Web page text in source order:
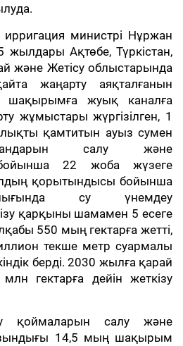
министрі Нұржан
жылдары Ақтөбе, Түркістан,
және Жетісу облыстарында
жаңарту аяқталғанын
жуық каналға
жұмыстары жүргізілген, 1
қамтитын ауыз сумен
салу және
бойынша 22 жоба жүзеге
қорытындысы бойынша
су үнемдеу
қарқыны шамамен 5 есеге
550 мың гектарға жетті,
текше метр суармалы
берді. 2030 жылға қарай
гектарға дейін жеткізу
қоймаларын салу және
14,5 мың шақырым